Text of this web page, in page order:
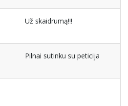
Už skaidrumą!!!
Pilnai sutinku su peticija